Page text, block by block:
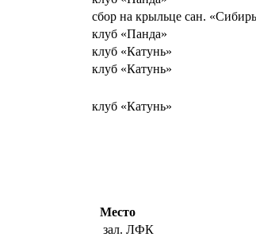
сбор на крыльце сан.
клуб «Панда»
клуб «Катунь»
клуб «Катунь»
клуб «Катунь»
Место
зал. ЛФК